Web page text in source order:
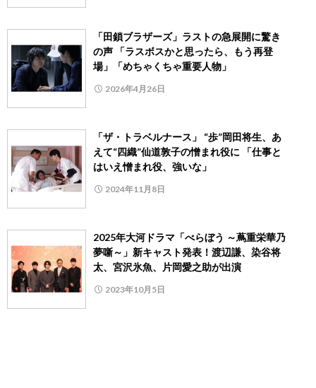
「田鎖ブラザーズ」ラストの急展開に驚き
の声 「ラスボスかと思ったら、もう再登
場」「めちゃくちゃ重要人物」
2026年4月26日
「ザ・トラベルナース」 “歩”岡田将生、あ
えて“四織”仙道敦子の憎まれ役に 「仕事と
はいえ憎まれ役、強いな」
2024年11月8日
2025年大河ドラマ「べらぼう ～蔦重栄華乃
夢噺～」新キャスト発表！渡辺謙、染谷将
太、宮沢氷魚、片岡愛之助が出演
2023年10月5日